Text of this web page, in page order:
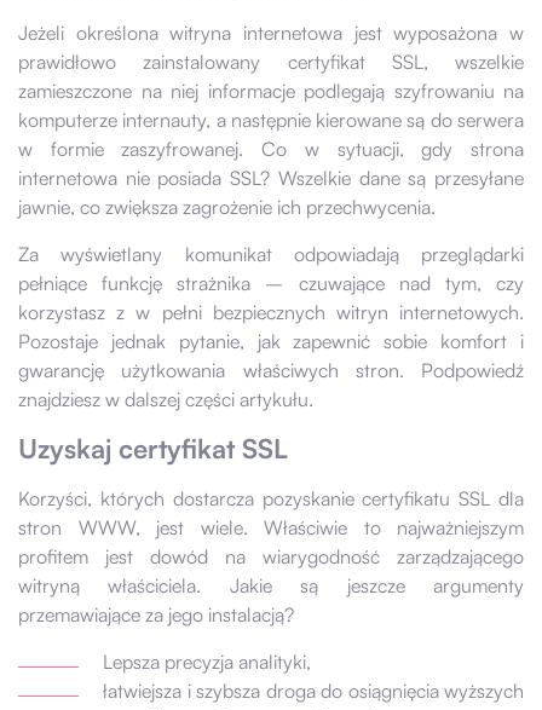
Jeżeli określona witryna internetowa jest wyposażona w
prawidłowo zainstalowany certyfikat SSL, wszelkie
zamieszczone na niej informacje podlegają szyfrowaniu na
komputerze internauty, a następnie kierowane są do serwera
w formie zaszyfrowanej. Co w sytuacji, gdy strona
internetowa nie posiada SSL? Wszelkie dane są przesyłane
jawnie, co zwiększa zagrożenie ich przechwycenia.
Za wyświetlany komunikat odpowiadają przeglądarki
pełniące funkcję strażnika – czuwające nad tym, czy
korzystasz z w pełni bezpiecznych witryn internetowych.
Pozostaje jednak pytanie, jak zapewnić sobie komfort i
gwarancję użytkowania właściwych stron. Podpowiedź
znajdziesz w dalszej części artykułu.
Uzyskaj certyfikat SSL
Korzyści, których dostarcza pozyskanie certyfikatu SSL dla
stron WWW, jest wiele. Właściwie to najważniejszym
profitem jest dowód na wiarygodność zarządzającego
witryną właściciela. Jakie są jeszcze argumenty
przemawiające za jego instalacją?
Lepsza precyzja analityki,
łatwiejsza i szybsza droga do osiągnięcia wyższych